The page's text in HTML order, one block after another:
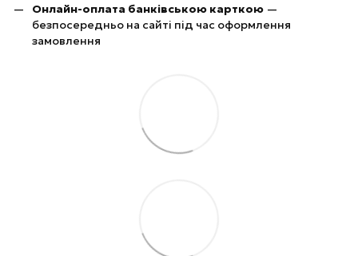
Онлайн-оплата банківською карткою —
безпосередньо на сайті під час оформлення
замовлення